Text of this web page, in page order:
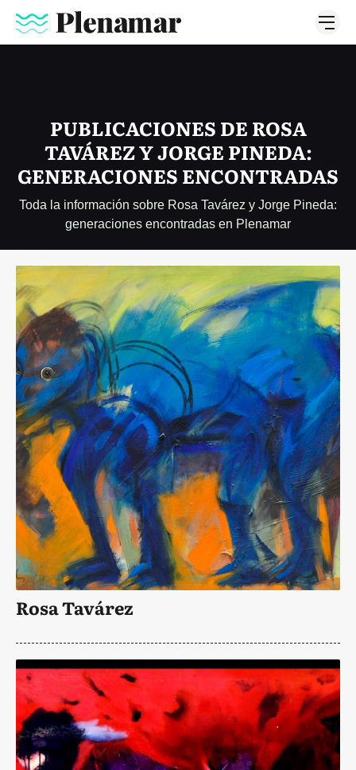
PUBLICACIONES DE ROSA
TAVÁREZ Y JORGE PINEDA:
GENERACIONES ENCONTRADAS
Toda la información sobre Rosa Tavárez y Jorge Pineda:
generaciones encontradas en Plenamar
Rosa Tavárez